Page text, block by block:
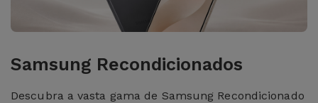
Samsung Recondicionados
Descubra a vasta gama de Samsung Recondicionado